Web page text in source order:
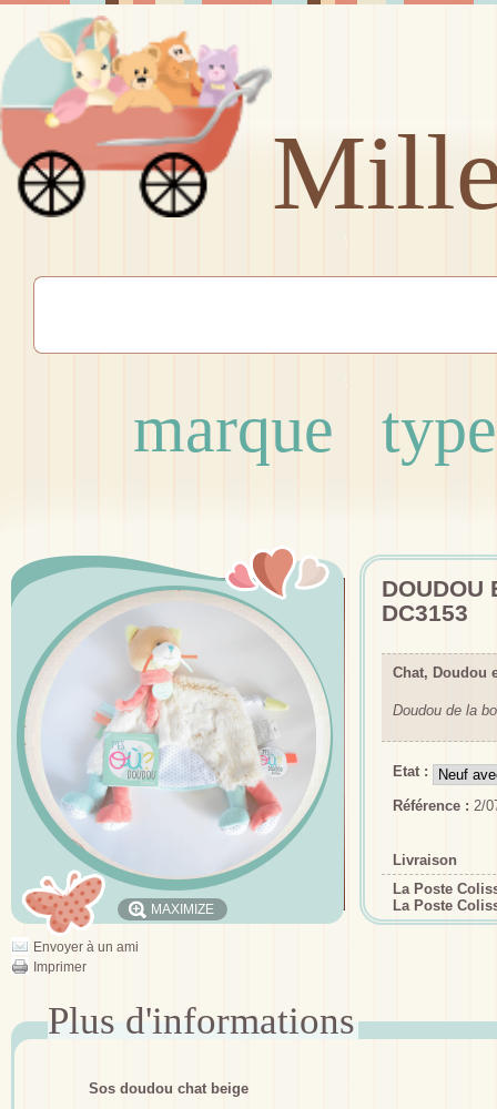
marque type
MAXIMIZE
Envoyer à un ami
Imprimer
DOUDOU
DC3153
Chat, Doudou
Doudou de la
Etat :
Référence : 2/
Livraison
La Poste
La Poste
Sos doudou chat beige